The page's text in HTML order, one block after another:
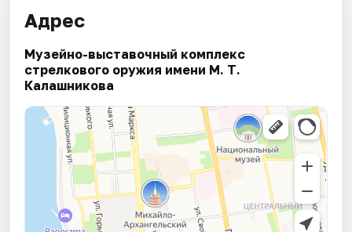
Адрес
Музейно-выставочный комплекс
стрелкового оружия имени М. Т.
Калашникова